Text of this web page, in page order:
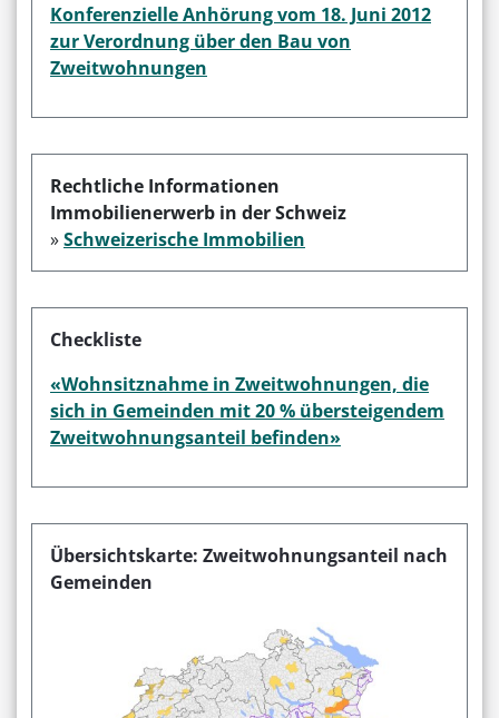
Konferenzielle Anhörung vom 18. Juni 2012
zur Verordnung über den Bau von
Zweitwohnungen
Rechtliche Informationen
Immobilienerwerb in der Schweiz
»Schweizerische Immobilien
Checkliste
«Wohnsitznahme in Zweitwohnungen, die
sich in Gemeinden mit 20 % übersteigendem
Zweitwohnungsanteil befinden»
Übersichtskarte: Zweitwohnungsanteil nach
Gemeinden